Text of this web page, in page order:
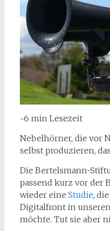
~6 min Lesezeit
Nebelhörner, die vor
selbst produzieren,
Die Bertelsmann-
passend kurz vor der
wieder eine Studie,
Digitalfront in
möchte. Tut sie aber